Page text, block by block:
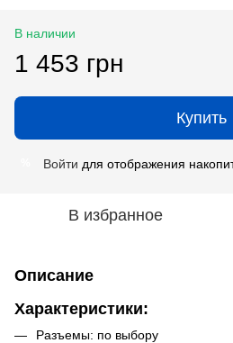
В наличии
1 453 грн
Купить
Войти для отображения
В избранное
Описание
Характеристики:
Разъемы: по выбору